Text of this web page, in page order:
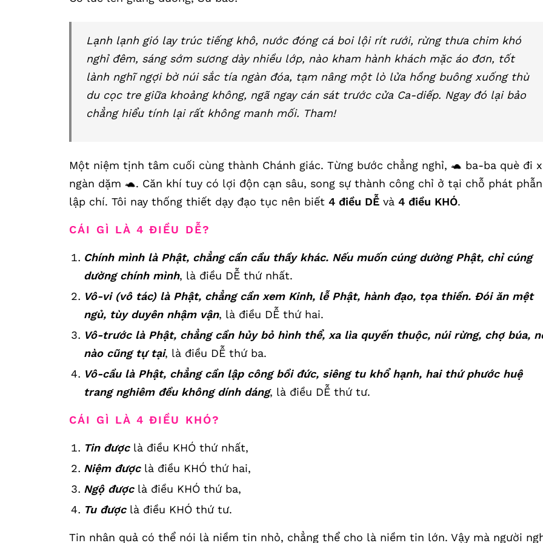
Lạnh lạnh gió lay trúc tiếng khô, nước đóng cá boi lội rít rưới, rừng thưa chim khó
nghỉ đêm, sáng sớm sương dày nhiều lớp, nào kham hành khách mặc áo đơn, tốt
lành nghĩ ngợi bờ núi sắc tía ngàn đóa, tạm nâng một lò lửa hồng buông xuống thù
du cọc tre giữa khoảng không, ngã ngay cán sát trước cửa Ca-diếp. Ngay đó lại bảo
chẳng hiểu tính lại rất không manh mối. Tham!
Một niệm tịnh tâm cuối cùng thành Chánh giác. Từng bước chẳng nghỉ, 🐢 ba-ba què đi
ngàn dặm 🐢. Căn khí tuy có lợi độn cạn sâu, song sự thành công chỉ ở tại chỗ phát phẫn
lập chí. Tôi nay thống thiết dạy đạo tục nên biết 4 điều DỄ và 4 điều KHÓ.
CÁI GÌ LÀ 4 ĐIỀU DỄ?
Chính mình là Phật, chẳng cần cầu thầy khác. Nếu muốn cúng dường Phật, chỉ cúng
dường chính mình, là điều DỄ thứ nhất.
Vô-vi (vô tác) là Phật, chẳng cần xem Kinh, lễ Phật, hành đạo, tọa thiền. Đói ăn mệt
ngủ, tùy duyên nhậm vận, là điều DỄ thứ hai.
Vô-trước là Phật, chẳng cần hủy bỏ hình thể, xa lìa quyến thuộc, núi rừng, chợ búa,
nào cũng tự tại, là điều DỄ thứ ba.
Vô-cầu là Phật, chẳng cần lập công bồi đức, siêng tu khổ hạnh, hai thứ phước huệ
trang nghiêm đều không dính dáng, là điều DỄ thứ tư.
CÁI GÌ LÀ 4 ĐIỀU KHÓ?
Tin đượclà điều KHÓ thứ nhất,
Niệm đượclà điều KHÓ thứ hai,
Ngộ đượclà điều KHÓ thứ ba,
Tu đượclà điều KHÓ thứ tư.
Tin nhân quả có thể nói là niềm tin nhỏ, chẳng thể cho là niềm tin lớn. Vậy mà người